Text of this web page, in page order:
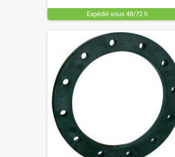
Expédié sous 48/72 h